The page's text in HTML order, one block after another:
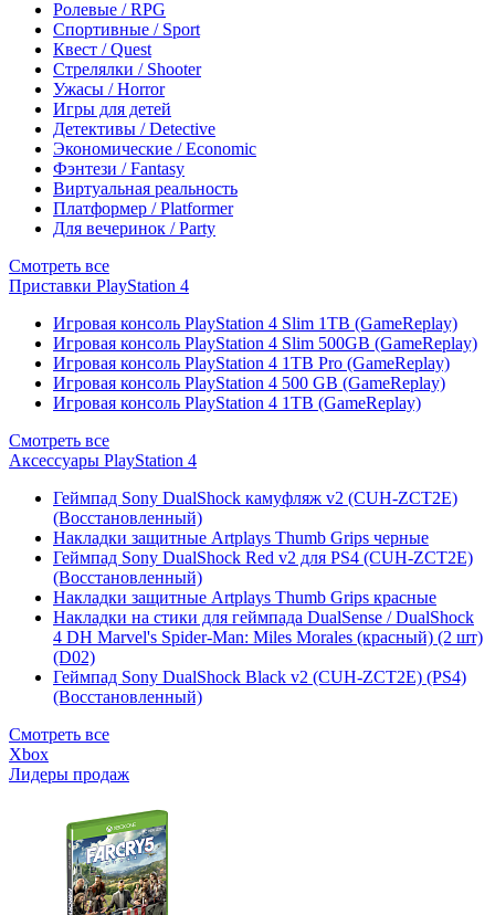
Ролевые / RPG
Спортивные / Sport
Квест / Quest
Стрелялки / Shooter
Ужасы / Horror
Игры для детей
Детективы / Detective
Экономические / Economic
Фэнтези / Fantasy
Виртуальная реальность
Платформер / Platformer
Для вечеринок / Party
Смотреть все
Приставки PlayStation 4
Игровая консоль PlayStation 4 Slim 1TB (GameReplay)
Игровая консоль PlayStation 4 Slim 500GB (GameReplay)
Игровая консоль PlayStation 4 1TB Pro (GameReplay)
Игровая консоль PlayStation 4 500 GB (GameReplay)
Игровая консоль PlayStation 4 1TB (GameReplay)
Смотреть все
Аксессуары PlayStation 4
Геймпад Sony DualShock камуфляж v2 (CUH-ZCT2E)
(Восстановленный)
Накладки защитные Artplays Thumb Grips черные
Геймпад Sony DualShock Red v2 для PS4 (CUH-ZCT2E)
(Восстановленный)
Накладки защитные Artplays Thumb Grips красные
Накладки на стики для геймпада DualSense / DualShock
4 DH Marvel's Spider-Man: Miles Morales (красный) (2 шт)
(D02)
Геймпад Sony DualShock Black v2 (CUH-ZCT2E) (PS4)
(Восстановленный)
Смотреть все
Xbox
Лидеры продаж